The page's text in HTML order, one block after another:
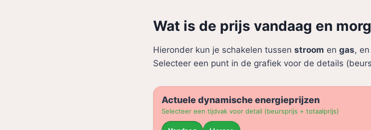
Wat is de prijs vandaag en
Hieronder kun je schakelen tussen stroom en gas,
Selecteer een punt in de grafiek voor de details
Actuele dynamische energieprijzen
Selecteer een tijdvak voor detail (beursprijs + totaalprijs)